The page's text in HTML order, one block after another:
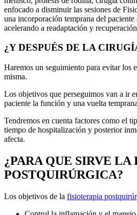
enfocado a disminuir las sesiones de
una incorporación temprana del
acelerando a readaptación y
¿Y DESPUÉS DE LA
Haremos un seguimiento para evitar los
misma.
Los objetivos que perseguimos van a ir
paciente la función y una vuelta
Tendremos en cuenta factores como el
tiempo de hospitalización y posterior
afecta.
¿PARA QUE SIRVE
POSTQUIRÚRGICA?
Los objetivos de la fisioterapia